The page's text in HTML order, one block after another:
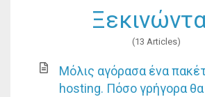
13 Articles
Μόλις αγόρασα ένα
hosting. Πόσο γρήγορα θα